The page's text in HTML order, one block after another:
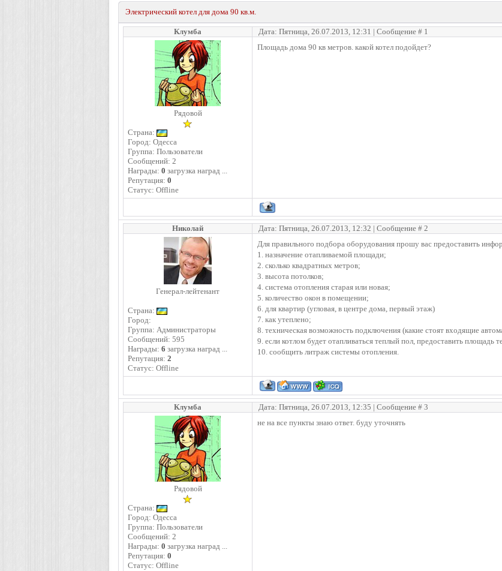
Электрический котел для дома 90 кв.м.
Клумба Дата: Пятница, 26.07.2013, 12:31 | Сообщение # 1
Рядовой
Страна:
Город: Одесса
Группа: Пользователи
Сообщений: 2
Награды: 0 загрузка наград ...
Репутация: 0
Статус: Offline
Площадь дома 90 кв метров. какой котел подойдет?
Николай Дата: Пятница, 26.07.2013, 12:32 | Сообщение # 2
Генерал-лейтенант
Страна:
Город:
Группа: Администраторы
Сообщений: 595
Награды: 6 загрузка наград ...
Репутация: 2
Статус: Offline
Для правильного подбора оборудования прошу вас предоставить
1. назначение отапливаемой площади;
2. сколько квадратных метров;
3. высота потолков;
4. система отопления старая или новая;
5. количество окон в помещении;
6. для квартир (угловая, в центре дома, первый этаж)
7. как утеплено;
8. техническая возможность подключения (какие стоят входящие
9. если котлом будет отапливаться теплый пол, предоставить площадь
10. сообщить литраж системы отопления.
Клумба Дата: Пятница, 26.07.2013, 12:35 | Сообщение # 3
Рядовой
Страна:
Город: Одесса
Группа: Пользователи
Сообщений: 2
Награды: 0 загрузка наград ...
Репутация: 0
Статус: Offline
не на все пункты знаю ответ. буду уточнять